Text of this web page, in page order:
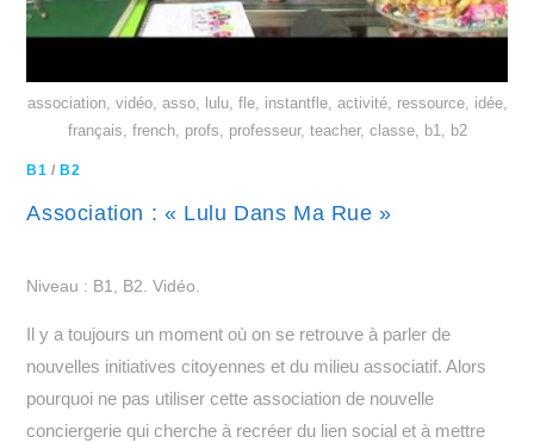
association, vidéo, asso, lulu, fle, instantfle, activité, ressource, idée,
français, french, profs, professeur, teacher, classe, b1, b2
B1 / B2
Association : « Lulu Dans Ma Rue »
Niveau : B1, B2. Vidéo.
Il y a toujours un moment où on se retrouve à parler de
nouvelles initiatives citoyennes et du milieu associatif. Alors
pourquoi ne pas utiliser cette association de nouvelle
conciergerie qui cherche à recréer du lien social et à mettre